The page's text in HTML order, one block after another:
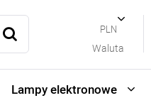
Waluta
PLN
Lampy elektronowe